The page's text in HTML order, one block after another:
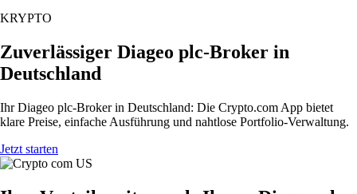
KRYPTO
Zuverlässiger Diageo plc-Broker in
Deutschland
Ihr Diageo plc-Broker in Deutschland: Die Crypto.com App bietet
klare Preise, einfache Ausführung und nahtlose Portfolio-Verwaltung.
Jetzt starten